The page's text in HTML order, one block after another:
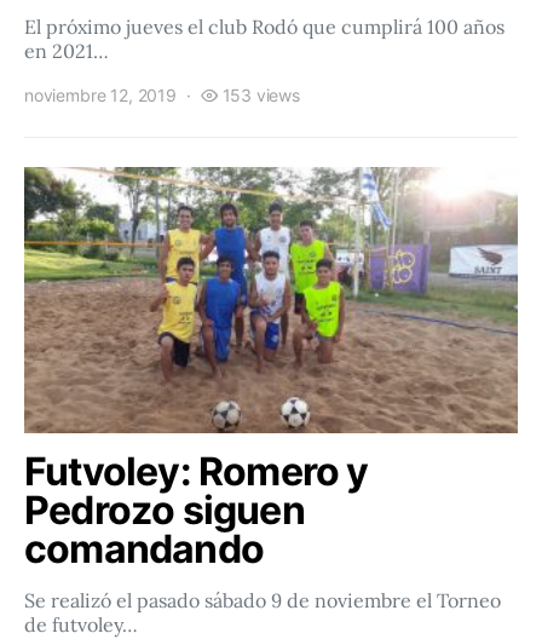
El próximo jueves el club Rodó que cumplirá 100 años
en 2021…
noviembre 12, 2019 153 views
Futvoley: Romero y
Pedrozo siguen
comandando
Se realizó el pasado sábado 9 de noviembre el Torneo
de futvoley…